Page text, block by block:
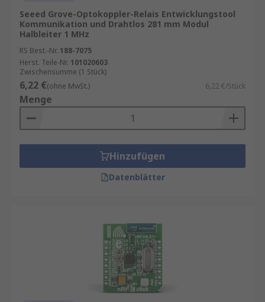
Serienproduktion gehen.
Typische Anwendungsbereiche
IoT-Entwicklung
Aktoren für Smart Home oder Industrie 4.0.
Embedded Systeme:Drahtlose
Steuerungen für Maschinen und Geräte.
Wearables:Energieeffiziente
Kommunikation für Fitness-Tracker und
medizinische Geräte
Seeed Grove-Optokoppler-Relais Entwicklungstool
Kommunikation und Drahtlos 281 mm Modul
Halbleiter 1 MHz
RS Best.-Nr. 188-7075
Herst. Teile-Nr. 101020603
Zwischensumme (1 Stück)
6,22 €(ohne MwSt.) 6,22 €/Stück
Menge
Hinzufügen
Datenblätter